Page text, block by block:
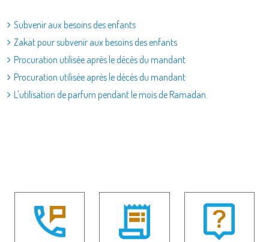
Subvenir aux besoins des enfants
Zakat pour subvenir aux besoins des enfants
Procuration utilisée après le décès du mandant
Procuration utilisée après le décès du mandant
L'utilisation de parfum pendant le mois de Ramadan.